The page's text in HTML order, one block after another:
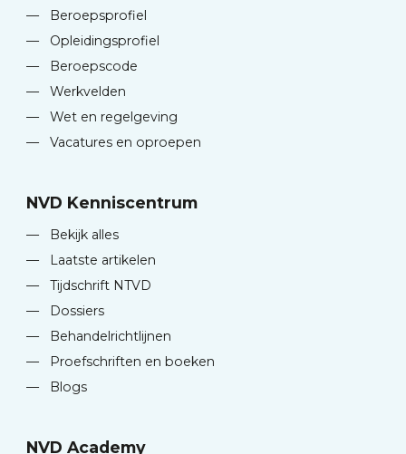
—
Beroepsprofiel
—
Opleidingsprofiel
—
Beroepscode
—
Werkvelden
—
Wet en regelgeving
—
Vacatures en oproepen
NVD Kenniscentrum
—
Bekijk alles
—
Laatste artikelen
—
Tijdschrift NTVD
—
Dossiers
—
Behandelrichtlijnen
—
Proefschriften en boeken
—
Blogs
NVD Academy